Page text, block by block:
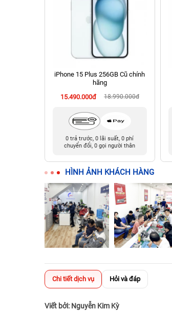
iPhone 15 Plus 256GB Cũ chính
hãng
15.490.000đ
18.990.000đ
0 trả trước, 0 lãi suất, 0 phí
chuyển đổi, 0 gọi người thân
HÌNH ẢNH KHÁCH HÀNG
Chi tiết dịch vụ Hỏi và đáp
Viết bởi: Nguyễn Kim Kỳ